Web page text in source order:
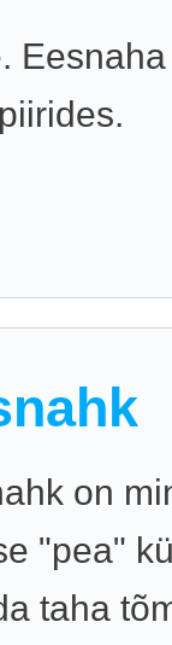
on
"pea"
taha